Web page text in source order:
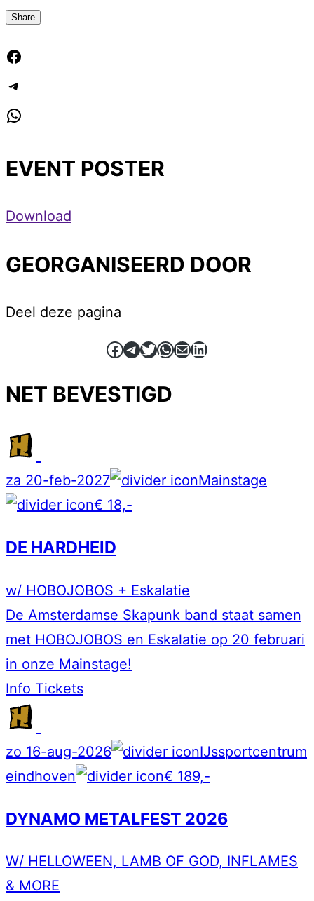
Share
EVENT POSTER
Download
GEORGANISEERD DOOR
Deel deze pagina
Facebook
Telegram
Twitter
WhatsApp
E-mailLinkedIn
NET BEVESTIGD
za 20-feb-2027
Mainstage
€ 18,-
DE HARDHEID
w/ HOBOJOBOS + Eskalatie
De Amsterdamse Skapunk band staat samen
met HOBOJOBOS en Eskalatie op 20 februari
in onze Mainstage!
Info Tickets
zo 16-aug-2026
IJssportcentrum
eindhoven
€ 189,-
DYNAMO METALFEST 2026
W/ HELLOWEEN, LAMB OF GOD, INFLAMES
& MORE